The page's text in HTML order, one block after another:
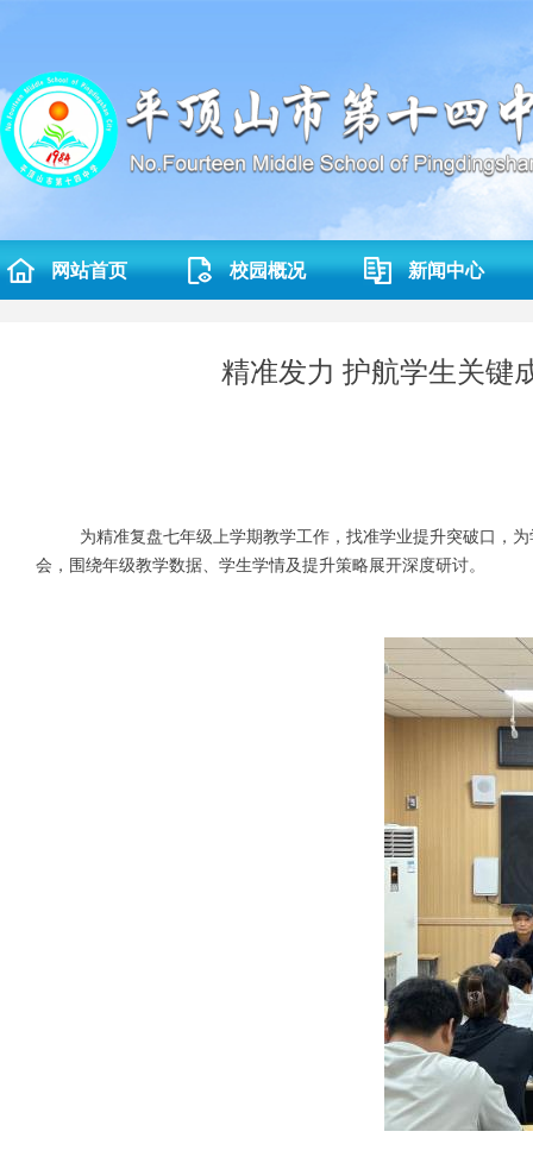
网站首页 校园概况 新闻中心
精准发力 护航学生关
为精准复盘七年级上学期教学工作，找准学业提升突破口，
会，围绕年级教学数据、学生学情及提升策略展开深度研讨。